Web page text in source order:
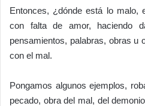
Entonces, ¿dónde está lo malo,
con falta de amor, haciendo
pensamientos, palabras, obras u
con el mal.
Pongamos algunos ejemplos,
pecado, obra del mal, del